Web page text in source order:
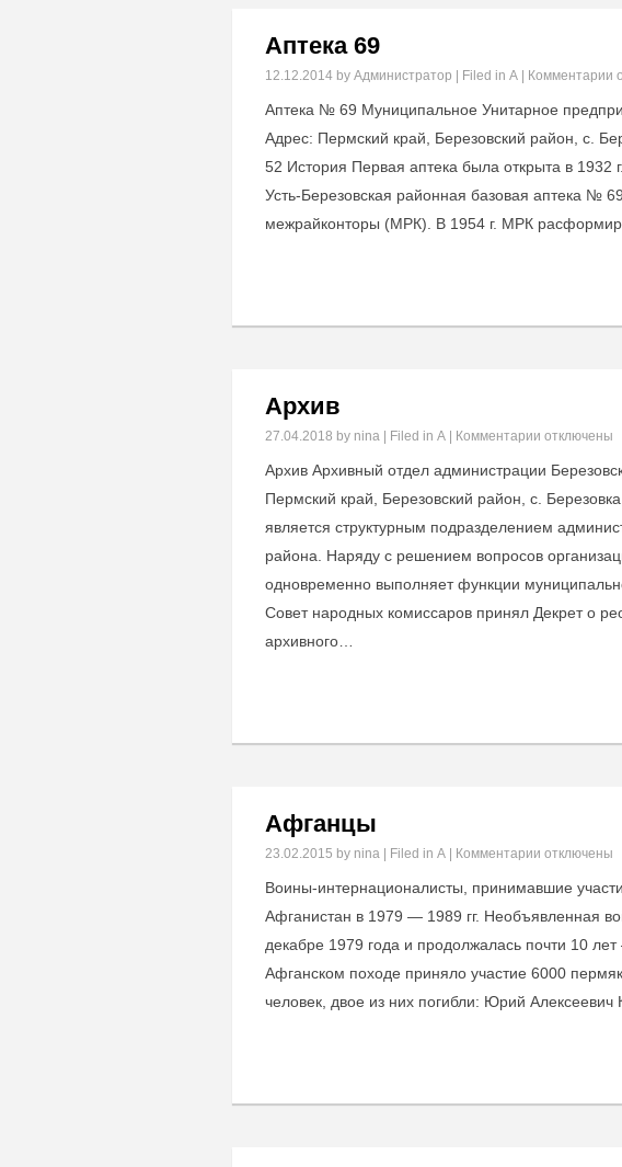
Аптека 69
12.12.2014 by Администратор | Filed in А Комментарии
Аптека № 69 Муниципальное Унитарное
Адрес: Пермский край, Березовский район, с.
52 История Первая аптека была открыта в 1932
Усть-Березовская районная базовая аптека №
межрайконторы (МРК). В 1954 г. МРК
Архив
27.04.2018 by nina | Filed in А Комментарии отключены
Архив Архивный отдел администрации
Пермский край, Березовский район, с.
является структурным подразделением
района. Наряду с решением вопросов
одновременно выполняет функции
Совет народных комиссаров принял Декрет о
архивного…
Афганцы
23.02.2015 by nina | Filed in А Комментарии отключены
Воины-интернационалисты, принимавшие
Афганистан в 1979 — 1989 гг. Необъявленная
декабре 1979 года и продолжалась почти 10
Афганском походе приняло участие 6000
человек, двое из них погибли: Юрий Алексеевич